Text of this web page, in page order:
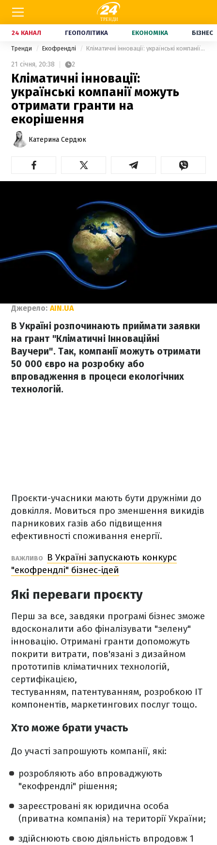
24 КАНАЛ ГЕОПОЛІТИКА ЕКОНОМІКА БІЗНЕС
Тренди Екофрендлі Кліматичні інновації: українські компанії можуть отримати гранти на екорішення
21 січня, 20:38 2
Кліматичні інновації:
українські компанії можуть
отримати гранти на
екорішення
Катерина Сердюк
Джерело: AIN.UA
В Україні розпочинають приймати заявки
на грант "Кліматичні Інноваційні
Ваучери". Так, компанії можуть отримати
50 000 євро на розробку або
впровадження в процеси екологічних
технологій.
Проєкти-учасники мають бути дружніми до
довкілля. Мовиться про зменшення викидів
парникових газів або підвищення
ефективності споживання енергії.
ВАЖЛИВО
В Україні запускають конкурс
"екофрендлі" бізнес-ідей
Які переваги проєкту
Перш за все, завдяки програмі бізнес зможе
вдосконалити або фіналізувати "зелену"
інновацію. Отримані гранти допоможуть
покрити витрати, пов'язані з дизайном
прототипів кліматичних технологій,
сертифікацією,
тестуванням, патентуванням, розробкою IT
компонентів, маркетингових послуг тощо.
Хто може брати участь
До участі запрошують компанії, які:
розробляють або впроваджують
"екофрендлі" рішення;
зареєстровані як юридична особа
(приватна компанія) на території України;
здійснюють свою діяльність впродовж 1